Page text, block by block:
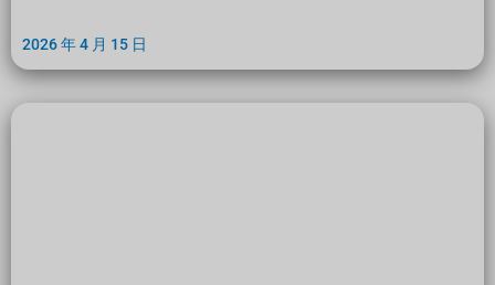
2026 年 4 月 15 日